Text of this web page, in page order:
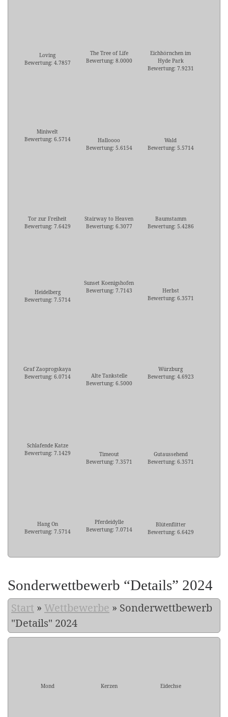
Loving
Bewertung: 4.7857
The Tree of Life
Bewertung: 8.0000
Eichhörnchen im
Hyde Park
Bewertung: 7.9231
Miniwelt
Bewertung: 6.5714
Halloooo
Bewertung: 5.6154
Wald
Bewertung: 5.5714
Tor zur Freiheit
Bewertung: 7.6429
Stairway to Heaven
Bewertung: 6.3077
Baumstamm
Bewertung: 5.4286
Heidelberg
Bewertung: 7.5714
Sunset Koenigshofen
Bewertung: 7.7143
Herbst
Bewertung: 6.3571
Graf Zaoprogskaya
Bewertung: 6.0714
Alte Tankstelle
Bewertung: 6.5000
Würzburg
Bewertung: 4.6923
Schlafende Katze
Bewertung: 7.1429
Timeout
Bewertung: 7.3571
Gutaussehend
Bewertung: 6.3571
Hang On
Bewertung: 7.5714
Pferdeidylle
Bewertung: 7.0714
Blütenflitter
Bewertung: 6.6429
Sonderwettbewerb “Details” 2024
Start » Wettbewerbe » Sonderwettbewerb
"Details" 2024
Mond Kerzen Eidechse